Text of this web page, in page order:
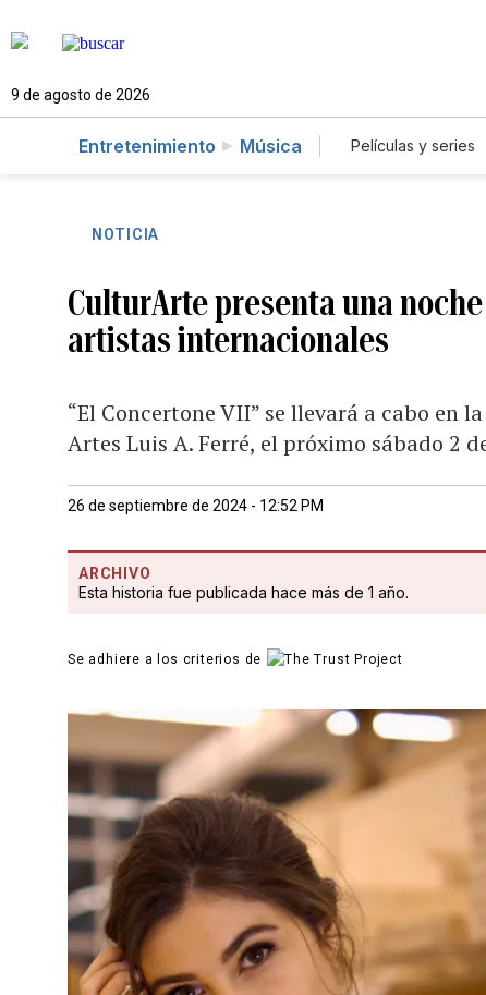
9 de agosto de 2026
Entretenimiento Música Películas y series
NOTICIA
CulturArte presenta una
artistas internacionales
“El Concertone VII” se llevará a cabo en
Artes Luis A. Ferré, el próximo sábado 2
26 de septiembre de 2024 - 12:52 PM
ARCHIVO
Esta historia fue publicada hace más de 1 año.
Se adhiere a los criterios de